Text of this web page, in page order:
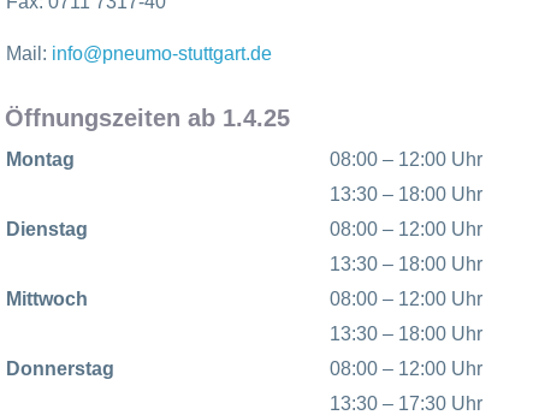
Mail: info@pneumo-stuttgart.de
Öffnungszeiten ab 1.4.25
Montag
08:00 – 12:00 Uhr
13:30 – 18:00 Uhr
Dienstag
08:00 – 12:00 Uhr
13:30 – 18:00 Uhr
Mittwoch
08:00 – 12:00 Uhr
13:30 – 18:00 Uhr
Donnerstag
08:00 – 12:00 Uhr
13:30 – 17:30 Uhr